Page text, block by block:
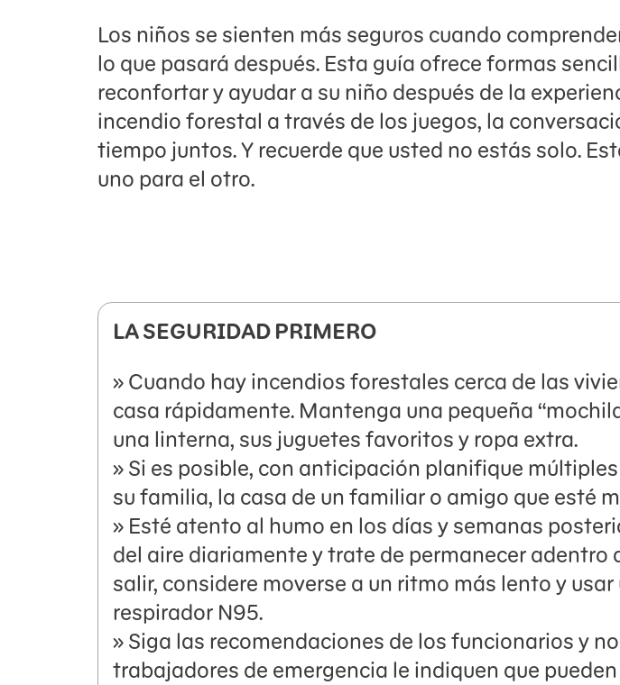
Los niños se sienten más seguros cuando
lo que pasará después. Esta guía ofrece formas
reconfortar y ayudar a su niño después de la
incendio forestal a través de los juegos, la
tiempo juntos. Y recuerde que usted no estás solo.
uno para el otro.
LA SEGURIDAD PRIMERO
» Cuando hay incendios forestales cerca de las
casa rápidamente. Mantenga una pequeña
una linterna, sus juguetes favoritos y ropa extra.
» Si es posible, con anticipación planifique
su familia, la casa de un familiar o amigo que esté
» Esté atento al humo en los días y semanas
del aire diariamente y trate de permanecer adentro
salir, considere moverse a un ritmo más lento y
respirador N95.
» Siga las recomendaciones de los funcionarios y
trabajadores de emergencia le indiquen que pueden